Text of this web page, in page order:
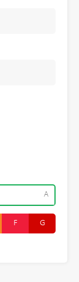
A
F G